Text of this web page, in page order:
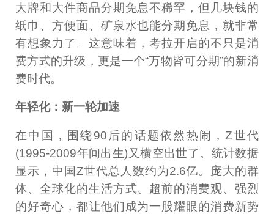
大牌和大件商品分期免息不稀罕，但几块钱的
纸巾、方便面、矿泉水也能分期免息，就非常
有想象力了。这意味着，考拉开启的不只是消
费方式的升级，更是一个“万物皆可分期”的新消
费时代。
年轻化：新一轮加速
在中国，围绕90后的话题依然热闹，Z世代
(1995-2009年间出生)又横空出世了。统计数据
显示，中国Z世代总人数约为2.6亿。庞大的群
体、全球化的生活方式、超前的消费观、强烈
的好奇心，都让他们成为一股耀眼的消费新势